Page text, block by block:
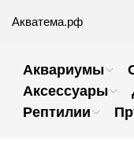
Акватема.рф
Аквариумы
Аксессуары
Рептилии